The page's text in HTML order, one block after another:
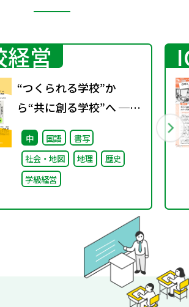
経営
“つくられる学校”か
ら“共に創る学校”へ ──
不確実な時代に応答する
小津中の実践 第三回
「共創プロジェク
ト」“好き”が社会とつな
がる学び
中 国語
書写
社会・地図
地理
歴史
学級経営